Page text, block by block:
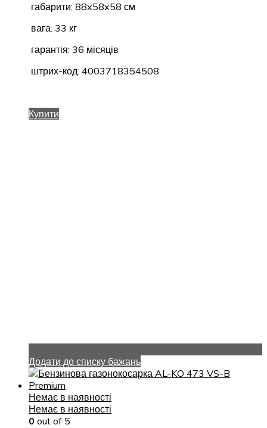
габарити: 88x58x58 см
вага: 33 кг
гарантія: 36 місяців
штрих-код: 4003718354508
Купити
Додати до списку бажань
Немає в наявності
Немає в наявності
0 out of 5